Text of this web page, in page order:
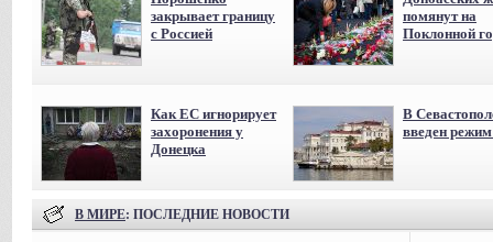
закрывает границу
с Россией
помянут на
Поклонной
Как ЕС игнорирует
захоронения у
Донецка
В
введен
В МИРЕ: ПОСЛЕДНИЕ НОВОСТИ